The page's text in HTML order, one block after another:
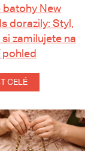
batohy New
dorazily: Styl,
zamilujete na
pohled
CELÉ